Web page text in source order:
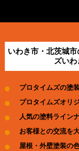
いわき市・北茨城
ズいわ
プロタイムズの塗
プロタイムズオリ
人気の塗料ライン
お客様との交流を
屋根・外壁塗装の